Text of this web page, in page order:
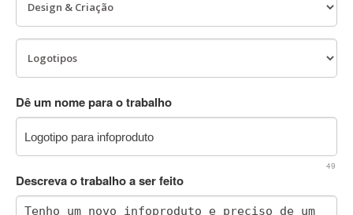
Dê um nome para o trabalho
49
Descreva o trabalho a ser feito